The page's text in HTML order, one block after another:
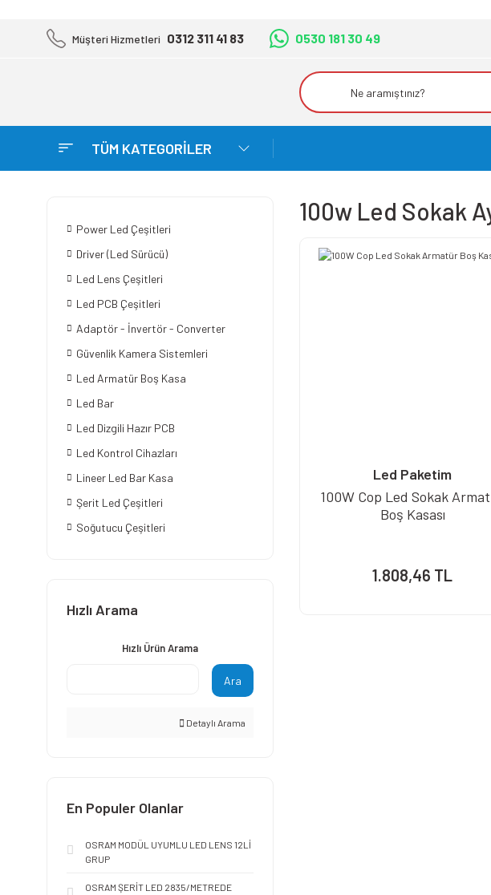
Müşteri Hizmetleri 0312 311 41 83 0530 181 30 49
TÜM KATEGORİLER
Power Led Çeşitleri
Driver (Led Sürücü)
Led Lens Çeşitleri
Led PCB Çeşitleri
Adaptör - İnvertör - Converter
Güvenlik Kamera Sistemleri
Led Armatür Boş Kasa
Led Bar
Led Dizgili Hazır PCB
Led Kontrol Cihazları
Lineer Led Bar Kasa
Şerit Led Çeşitleri
Soğutucu Çeşitleri
Hızlı Arama
Hızlı Ürün Arama
Ara
Detaylı Arama
En Populer Olanlar
OSRAM MODÜL UYUMLU LED LENS 12Lİ
GRUP
OSRAM ŞERİT LED 2835/METREDE
100w Led Sokak
Led Paketim
100W Cop Led Sokak
Boş Kasası
1.808,46 TL